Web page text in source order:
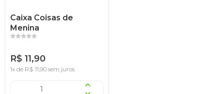
Caixa Coisas de
Menina
R$ 11,90
1x de R$ 11,90 sem juros